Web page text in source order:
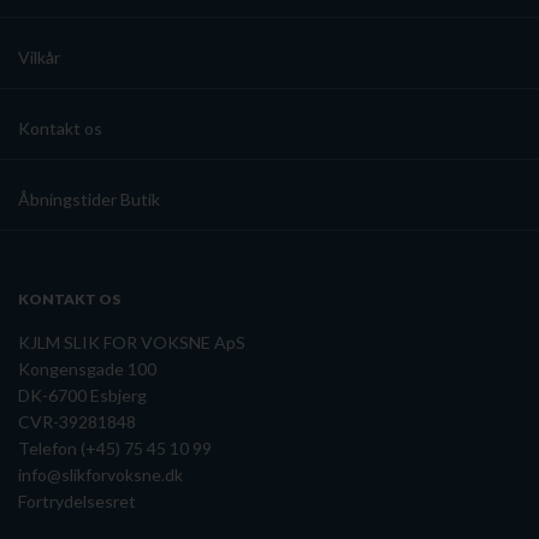
Vilkår
Kontakt os
Åbningstider Butik
KONTAKT OS
KJLM SLIK FOR VOKSNE ApS
Kongensgade 100
DK-6700 Esbjerg
CVR-39281848
Telefon (+45) 75 45 10 99
info@slikforvoksne.dk
Fortrydelsesret